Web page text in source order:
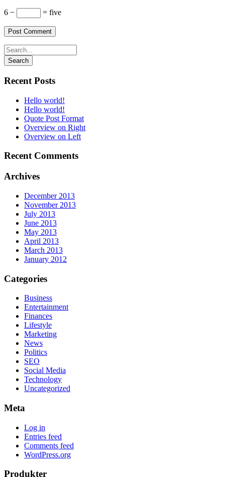
6 − = five
Recent Posts
Hello world!
Hello world!
Quote Post Format
Overview on Right
Overview on Left
Recent Comments
Archives
December 2013
November 2013
July 2013
June 2013
May 2013
April 2013
March 2013
January 2012
Categories
Business
Entertainment
Finances
Lifestyle
Marketing
News
Politics
SEO
Social Media
Technology
Uncategorized
Meta
Log in
Entries feed
Comments feed
WordPress.org
Produkter